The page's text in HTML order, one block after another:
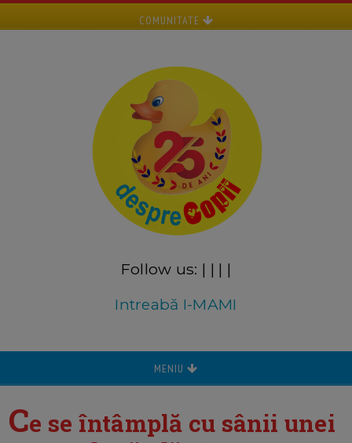
COMUNITATE
Follow us: | | | |
Intreabă I-MAMI
MENIU
Ce se întâmplă cu sânii unei